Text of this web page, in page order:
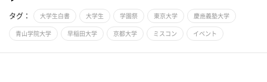
タグ： 大学生白書 大学生 学園祭 東京大学 慶應義塾大学
青山学院大学 早稲田大学 京都大学 ミスコン イベント